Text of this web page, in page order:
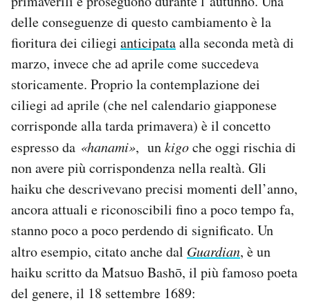
delle conseguenze di questo cambiamento è la
fioritura dei ciliegi anticipataalla seconda metà di
marzo, invece che ad aprile come succedeva
storicamente. Proprio la contemplazione dei
ciliegi ad aprile (che nel calendario giapponese
corrisponde alla tarda primavera) è il concetto
espresso da «hanami», unkigoche oggi rischia di
non avere più corrispondenza nella realtà. Gli
haiku che descrivevano precisi momenti dell’anno,
ancora attuali e riconoscibili fino a poco tempo fa,
stanno poco a poco perdendo di significato. Un
altro esempio, citato anche dal Guardian, è un
haiku scritto da Matsuo Bashō, il più famoso poeta
del genere, il 18 settembre 1689: